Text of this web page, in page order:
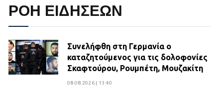
ΡΟΗ ΕΙΔΗΣΕΩΝ
Συνελήφθη στη Γερμανία ο
καταζητούμενος για τις δολοφονίες
Σκαφτούρου, Ρουμπέτη, Μουζακίτη
08.08.2026 | 13:40